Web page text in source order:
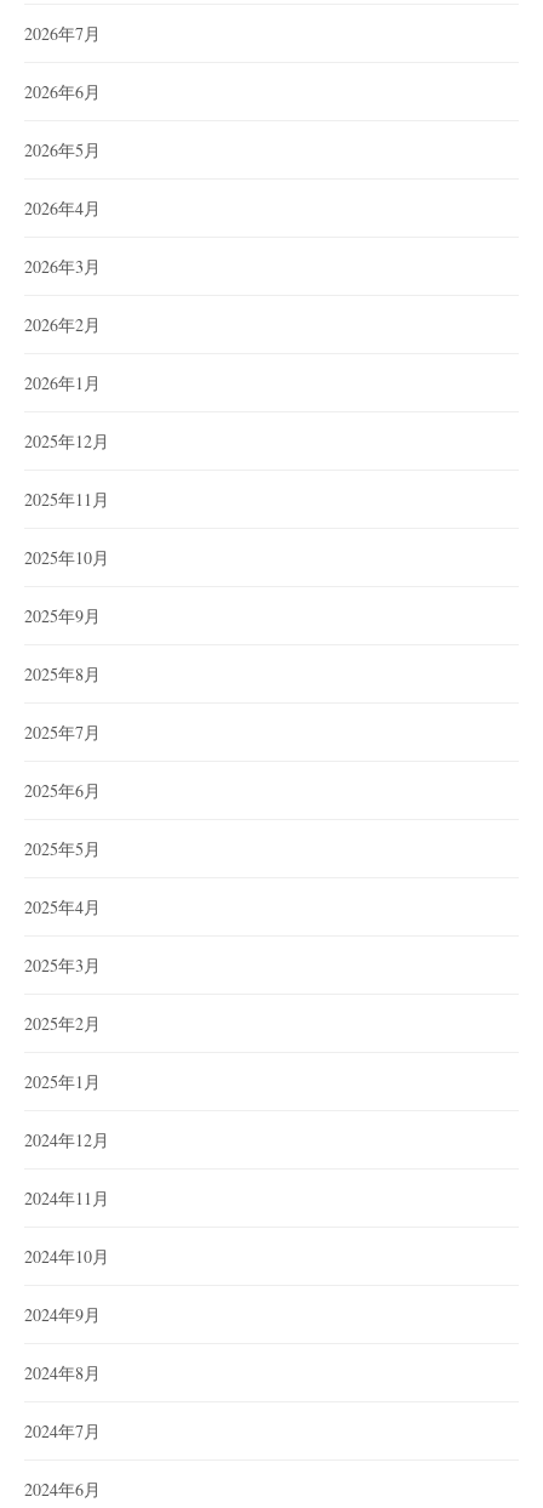
2026年7月
2026年6月
2026年5月
2026年4月
2026年3月
2026年2月
2026年1月
2025年12月
2025年11月
2025年10月
2025年9月
2025年8月
2025年7月
2025年6月
2025年5月
2025年4月
2025年3月
2025年2月
2025年1月
2024年12月
2024年11月
2024年10月
2024年9月
2024年8月
2024年7月
2024年6月